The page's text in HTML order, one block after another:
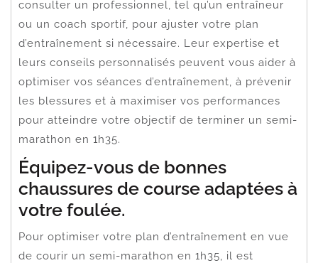
consulter un professionnel, tel qu’un entraîneur
ou un coach sportif, pour ajuster votre plan
d’entraînement si nécessaire. Leur expertise et
leurs conseils personnalisés peuvent vous aider à
optimiser vos séances d’entraînement, à prévenir
les blessures et à maximiser vos performances
pour atteindre votre objectif de terminer un semi-
marathon en 1h35.
Équipez-vous de bonnes
chaussures de course adaptées à
votre foulée.
Pour optimiser votre plan d’entraînement en vue
de courir un semi-marathon en 1h35, il est